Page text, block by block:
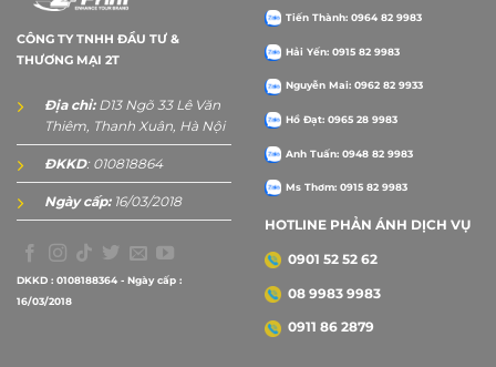
CÔNG TY TNHH ĐẦU TƯ &
THƯƠNG MẠI 2T
Địa chỉ:D13 Ngõ 33 Lê Văn
Thiêm, Thanh Xuân, Hà Nội
ĐKKD: 010818864
Ngày cấp:16/03/2018
DKKD : 0108188364 - Ngày cấp :
16/03/2018
Tiến Thành: 0964 82 9983
Hải Yến: 0915 82 9983
Nguyễn Mai: 0962 82 9933
Hồ Đạt: 0965 28 9983
Anh Tuấn: 0948 82 9983
Ms Thơm: 0915 82 9983
HOTLINE PHẢN ÁNH DỊCH VỤ
0901 52 52 62
08 9983 9983
0911 86 2879